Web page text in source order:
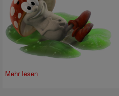
Mehr lesen